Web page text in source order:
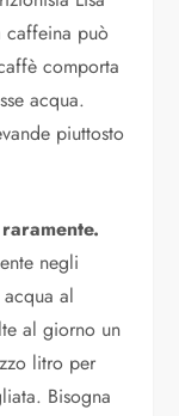
caffeina può
comporta
acqua.
piuttosto
negli
al
al giorno un
litro per
Bisogna